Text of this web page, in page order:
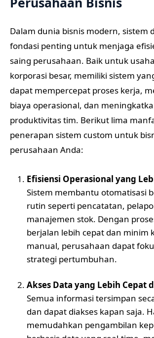
Dalam dunia bisnis modern, sistem
fondasi penting untuk menjaga
saing perusahaan. Baik untuk
korporasi besar, memiliki sistem
dapat mempercepat proses kerja,
biaya operasional, dan
produktivitas tim. Berikut lima
penerapan sistem custom untuk
perusahaan Anda:
Efisiensi Operasional yang
Sistem membantu otomatisasi
rutin seperti pencatatan,
manajemen stok. Dengan
berjalan lebih cepat dan minim
manual, perusahaan dapat
strategi pertumbuhan.
Akses Data yang Lebih Cepat
Semua informasi tersimpan
dan dapat diakses kapan saja.
memudahkan pengambilan